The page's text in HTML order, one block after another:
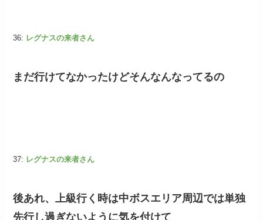
36: レグナスの来者さん
まだ行けてなかったけどそんなんなってるの
37: レグナスの来者さん
後あれ、上級行く時は中ボスエリア周辺では単独
先行し過ぎないように気を付けて